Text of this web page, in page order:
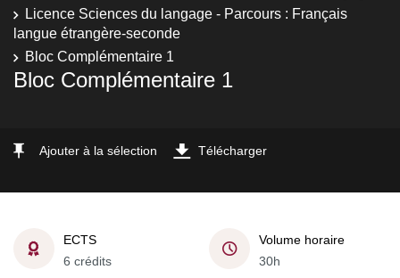
Licence Sciences du langage - Parcours : Français
langue étrangère-seconde
Bloc Complémentaire 1
Bloc Complémentaire 1
Ajouter à la sélection Télécharger
ECTS
6 crédits
Volume horaire
30h